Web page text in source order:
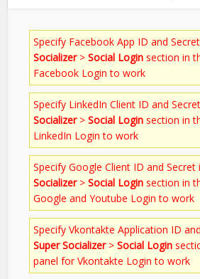
Specify Facebook App ID and
Socializer>Social Login section in
Facebook Login to work
Specify LinkedIn Client ID and
Socializer>Social Login section in
LinkedIn Login to work
Specify Google Client ID and
Socializer>Social Login section in
Google and Youtube Login to work
Specify Vkontakte Application ID
Super Socializer>Social Login
panel for Vkontakte Login to work